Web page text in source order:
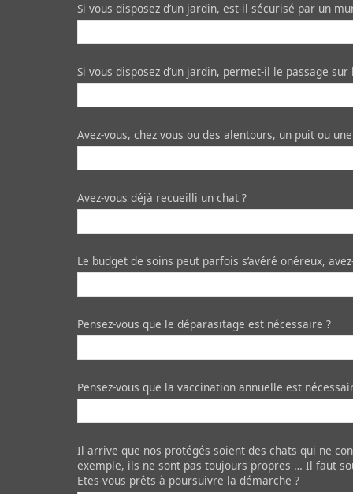
Si vous disposez d’un jardin, est-il sécurisé par un
Si vous disposez d’un jardin, permet-il le passage
Avez-vous, chez vous ou des alentours, un puit ou
Avez-vous déjà recueilli un chat ?
Le budget de soins peut parfois s’avéré onéreux,
Pensez-vous que le déparasitage est nécessaire ?
Pensez-vous que la vaccination annuelle est
Il arrive que nos protégés soient des chats qui ne
exemple, ils ne sont pas toujours propres … Il faut
Etes-vous prêts à poursuivre la démarche ?